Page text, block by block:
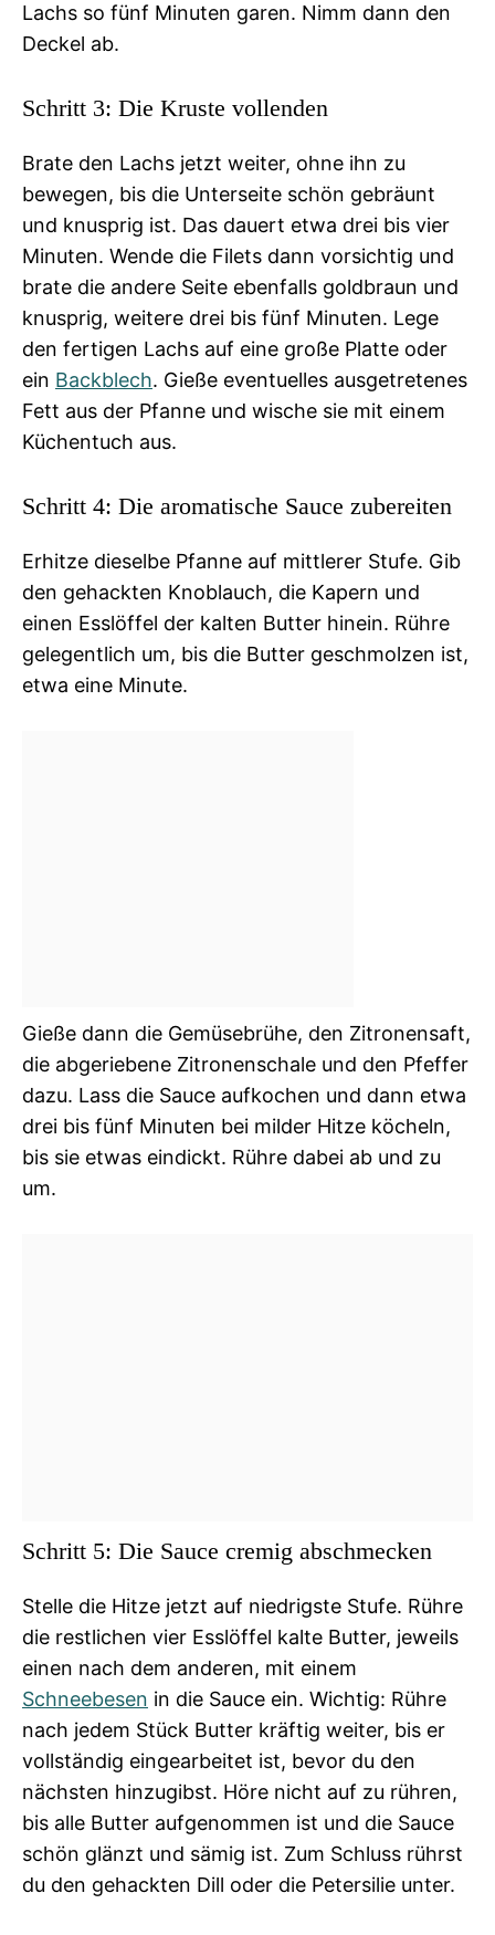
Lachs so fünf Minuten garen. Nimm dann den
Deckel ab.
Schritt 3: Die Kruste vollenden
Brate den Lachs jetzt weiter, ohne ihn zu
bewegen, bis die Unterseite schön gebräunt
und knusprig ist. Das dauert etwa drei bis vier
Minuten. Wende die Filets dann vorsichtig und
brate die andere Seite ebenfalls goldbraun und
knusprig, weitere drei bis fünf Minuten. Lege
den fertigen Lachs auf eine große Platte oder
ein Backblech. Gieße eventuelles ausgetretenes
Fett aus der Pfanne und wische sie mit einem
Küchentuch aus.
Schritt 4: Die aromatische Sauce zubereiten
Erhitze dieselbe Pfanne auf mittlerer Stufe. Gib
den gehackten Knoblauch, die Kapern und
einen Esslöffel der kalten Butter hinein. Rühre
gelegentlich um, bis die Butter geschmolzen ist,
etwa eine Minute.
Gieße dann die Gemüsebrühe, den Zitronensaft,
die abgeriebene Zitronenschale und den Pfeffer
dazu. Lass die Sauce aufkochen und dann etwa
drei bis fünf Minuten bei milder Hitze köcheln,
bis sie etwas eindickt. Rühre dabei ab und zu
um.
Schritt 5: Die Sauce cremig abschmecken
Stelle die Hitze jetzt auf niedrigste Stufe. Rühre
die restlichen vier Esslöffel kalte Butter, jeweils
einen nach dem anderen, mit einem
Schneebesen in die Sauce ein. Wichtig: Rühre
nach jedem Stück Butter kräftig weiter, bis er
vollständig eingearbeitet ist, bevor du den
nächsten hinzugibst. Höre nicht auf zu rühren,
bis alle Butter aufgenommen ist und die Sauce
schön glänzt und sämig ist. Zum Schluss rührst
du den gehackten Dill oder die Petersilie unter.